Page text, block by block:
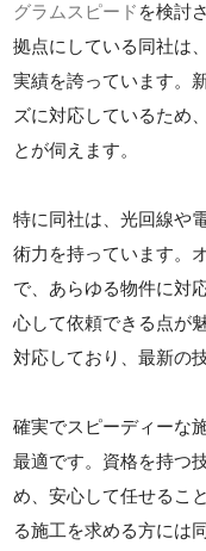
グラムスピード を検討
拠点にしている同社は
実績を誇っています。
ズに対応しているため
とが伺えます。
特に同社は、光回線や
術力を持っています。
で、あらゆる物件に対
心して依頼できる点が
対応しており、最新の
確実でスピーディーな
最適です。資格を持つ
め、安心して任せるこ
る施工を求める方には